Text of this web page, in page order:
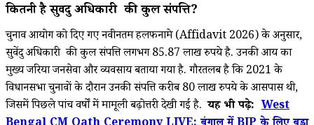
कितनी है सुवेंदु अधिकारी की कुल संपत्ति?
चुनाव आयोग को दिए गए नवीनतम हलफनामे (Affidavit 2026) के अनुसार,
सुवेंदु अधिकारी की कुल संपत्ति लगभग85.87 लाख रुपयेहै.उनकी आय का
मुख्य जरिया जनसेवा और व्यवसाय बताया गया है. गौरतलब है कि 2021 के
विधानसभा चुनावों के दौरान उनकी संपत्ति करीब 80 लाख रुपये के आसपास थी,
जिसमें पिछले पांच वर्षों में मामूली बढ़ोत्तरी देखी गई है.यह भी पढ़े:West